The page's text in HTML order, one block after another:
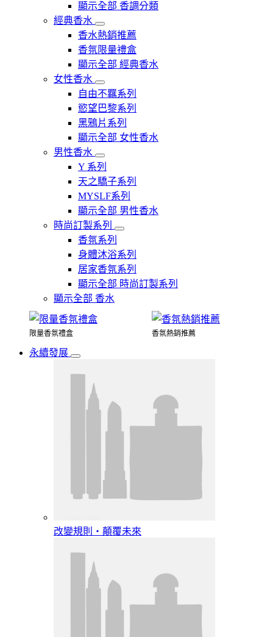
顯示全部 香調分類
經典香水
香水熱銷推薦
香氛限量禮盒
顯示全部 經典香水
女性香水
自由不羈系列
慾望巴黎系列
黑鴉片系列
顯示全部 女性香水
男性香水
Y 系列
天之驕子系列
MYSLF系列
顯示全部 男性香水
時尚訂製系列
香氛系列
身體沐浴系列
居家香氛系列
顯示全部 時尚訂製系列
顯示全部 香水
限量香氛禮盒 香氛熱銷推薦
永續發展
改變規則‧顛覆未來